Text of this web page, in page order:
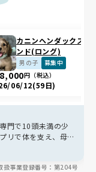
カニンヘンダックスフ
ンド(ロング)
男の子 募集中
円（税込）
06/12(59日)
門で10頭未満の少
リで体を支え、母犬
遊び、人や生活音に
です🏡
扱事業登録番号：第204号